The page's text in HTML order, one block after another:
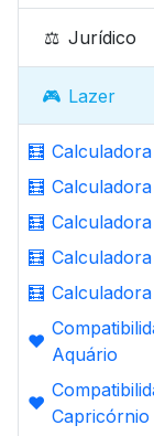
⚖️ Jurídico
🎮 Lazer
🧮
🧮
🧮
🧮
🧮
❤️
Aquário
❤️
Capricórnio